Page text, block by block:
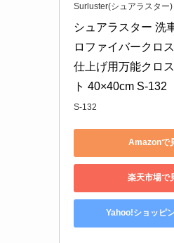
Surluster(シュアラスター)
シュアラスター 洗
ロファイバークロ
仕上げ用万能クロ
ト 40×40cm S-132
S-132
Amazonで
楽天市場で
Yahoo!ショッピ